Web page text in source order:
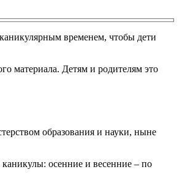
временем, чтобы дети
материала. Детям и родителям это
образования и науки, ныне
осенние и весенние – по